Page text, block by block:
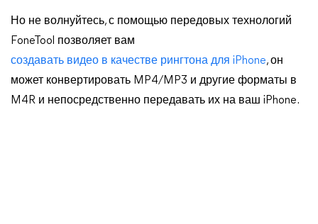
Но не волнуйтесь, с помощью передовых технологий
FoneTool позволяет вам
создавать видео в качестве рингтона для iPhone, он
может конвертировать MP4/MP3 и другие форматы в
M4R и непосредственно передавать их на ваш iPhone.